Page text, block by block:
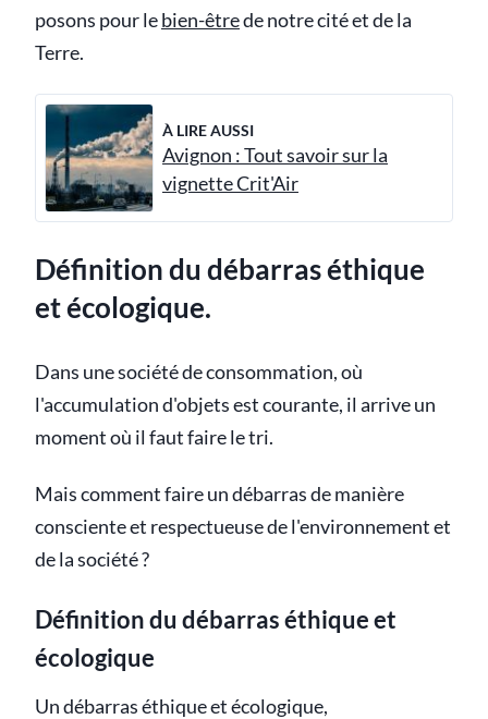
posons pour lebien-êtrede notre cité et de la
Terre.
À LIRE AUSSI
Avignon : Tout savoir sur la
vignette Crit'Air
Définition du débarras éthique
et écologique.
Dans une société de consommation, où
l'accumulation d'objets est courante, il arrive un
moment où il faut faire le tri.
Mais comment faire un débarras de manière
consciente et respectueuse de l'environnement et
de la société ?
Définition du débarras éthique et
écologique
Un débarras éthique et écologique,